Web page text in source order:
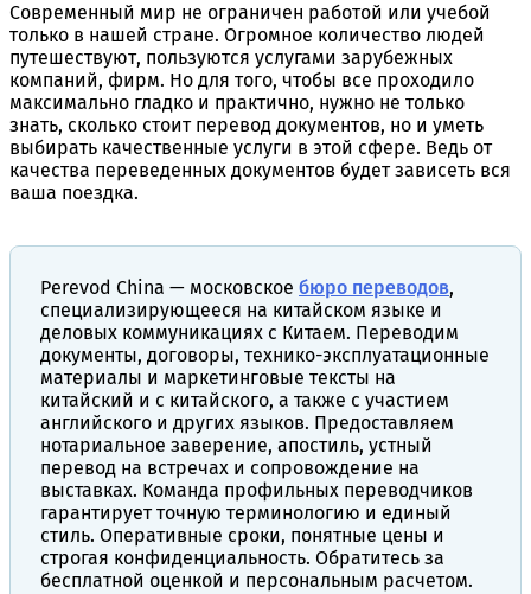
Современный мир не ограничен работой или учебой
только в нашей стране. Огромное количество людей
путешествуют, пользуются услугами зарубежных
компаний, фирм. Но для того, чтобы все проходило
максимально гладко и практично, нужно не только
знать, сколько стоит перевод документов, но и уметь
выбирать качественные услуги в этой сфере. Ведь от
качества переведенных документов будет зависеть вся
ваша поездка.
Perevod China — московское бюро переводов,
специализирующееся на китайском языке и
деловых коммуникациях с Китаем. Переводим
документы, договоры, технико-эксплуатационные
материалы и маркетинговые тексты на
китайский и с китайского, а также с участием
английского и других языков. Предоставляем
нотариальное заверение, апостиль, устный
перевод на встречах и сопровождение на
выставках. Команда профильных переводчиков
гарантирует точную терминологию и единый
стиль. Оперативные сроки, понятные цены и
строгая конфиденциальность. Обратитесь за
бесплатной оценкой и персональным расчетом.